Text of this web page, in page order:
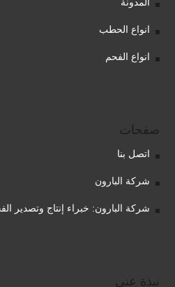
انواع الحطب
انواع الفحم
صفحات
اتصل بنا
شركة البارون
شركة البارون: خبراء إنتاج وتصدير
نبذة عني